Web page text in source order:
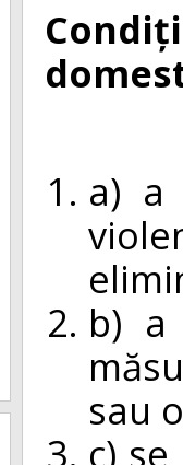
a) a
b) a
sau
c)